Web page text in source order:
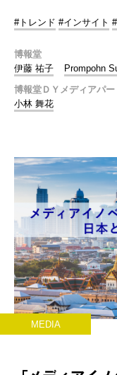
#トレンド #インサイト
博報堂
伊藤 祐子
Prompohn
博報堂ＤＹメディアパ
小林 舞花
MEDIA